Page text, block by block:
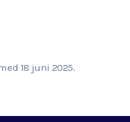
18 juni 2025.